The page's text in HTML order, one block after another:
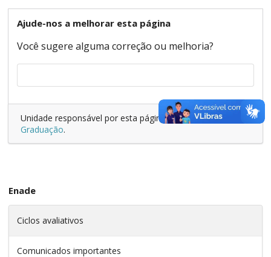
Ajude-nos a melhorar esta página
Você sugere alguma correção ou melhoria?
Unidade responsável por esta página:Pró-Reitoria de
Graduação.
Enade
Ciclos avaliativos
Comunicados importantes